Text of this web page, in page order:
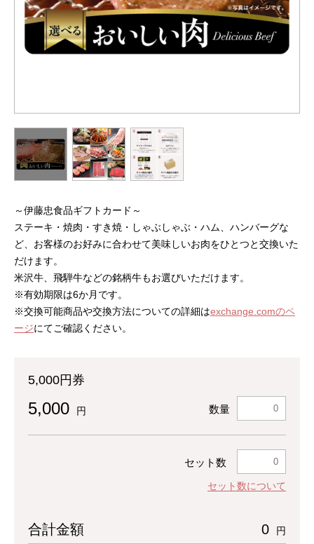
～伊藤忠食品ギフトカード～
ステーキ・焼肉・すき焼・しゃぶしゃぶ・ハム、ハンバーグな
ど、お客様のお好みに合わせて美味しいお肉をひとつと交換いた
だけます。
米沢牛、飛騨牛などの銘柄牛もお選びいただけます。
※有効期限は6か月です。
※交換可能商品や交換方法についての詳細はexchange.comのペ
ージにてご確認ください。
5,000円券
5,000 円 数量
セット数
セット数について
合計金額 0 円